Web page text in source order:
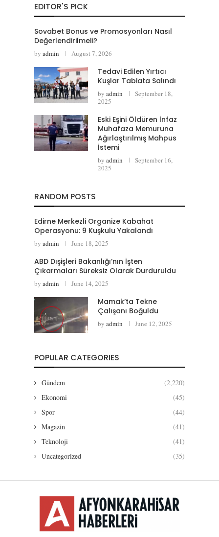
EDITOR'S PICK
Sovabet Bonus ve Promosyonları Nasıl
Değerlendirilmeli?
by admin August 7, 2026
Tedavi Edilen Yırtıcı
Kuşlar Tabiata Salındı
by admin
September 18,
2025
Eski Eşini Öldüren İnfaz
Muhafaza Memuruna
Ağırlaştırılmış Mahpus
İstemi
by admin
September 16,
2025
RANDOM POSTS
Edirne Merkezli Organize Kabahat
Operasyonu: 9 Kuşkulu Yakalandı
by admin June 18, 2025
ABD Dışişleri Bakanlığı’nın İşten
Çıkarmaları Süreksiz Olarak Durduruldu
by admin June 14, 2025
Mamak’ta Tekne
Çalışanı Boğuldu
by admin June 12, 2025
POPULAR CATEGORIES
Gündem
(2,220)
Ekonomi
(45)
Spor
(44)
Magazin
(41)
Teknoloji
(41)
Uncategorized
(35)